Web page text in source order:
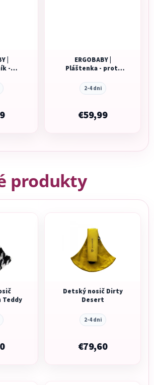
|
-
ERGOBABY |
Pláštenka - proti
NOVINKA
2-4 dni
€59,99
produkty
Detský nosič Dirty
Desert
2-4 dni
€79,60